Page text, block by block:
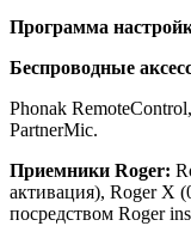
Программа
Беспроводные
Phonak
PartnerMic.
Приемники Roger:
активация), Roger X
посредством Roger